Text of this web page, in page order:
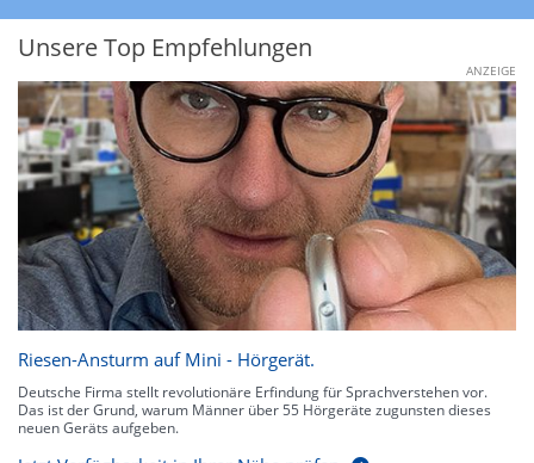
Unsere Top Empfehlungen
ANZEIGE
Riesen-Ansturm auf Mini - Hörgerät.
Deutsche Firma stellt revolutionäre Erfindung für Sprachverstehen vor.
Das ist der Grund, warum Männer über 55 Hörgeräte zugunsten dieses
neuen Geräts aufgeben.